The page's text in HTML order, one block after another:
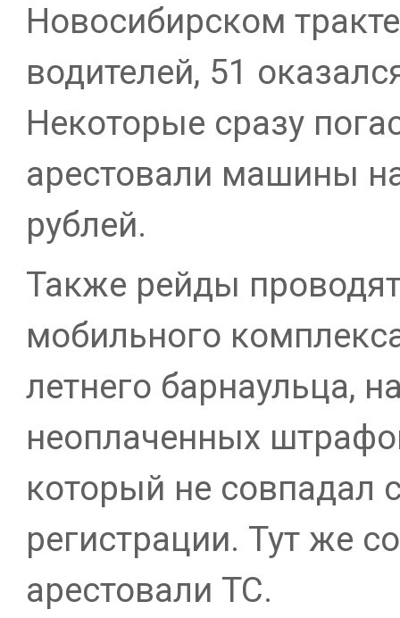
Новосибирском
водителей, 51
Некоторые сразу
арестовали машины
рублей.
Также рейды
мобильного
летнего барнаульца,
неоплаченных
который не совпадал
регистрации. Тут же
арестовали ТС.